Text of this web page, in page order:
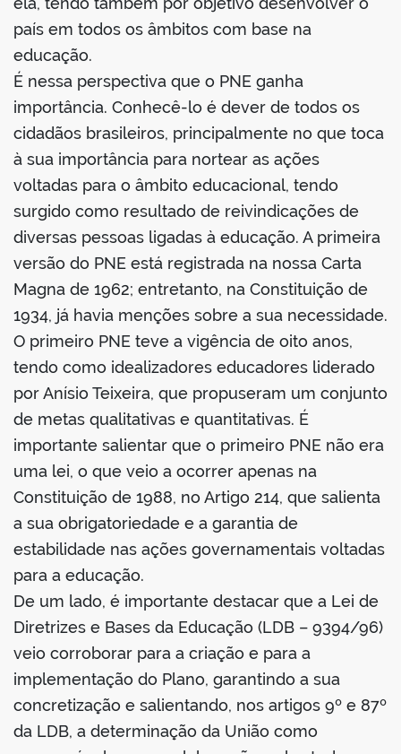
portal
país em todos os âmbitos com base na
educação.
É nessa perspectiva que o PNE ganha
importância. Conhecê-lo é dever de todos os
cidadãos brasileiros, principalmente no que toca
à sua importância para nortear as ações
voltadas para o âmbito educacional, tendo
surgido como resultado de reivindicações de
diversas pessoas ligadas à educação. A primeira
versão do PNE está registrada na nossa Carta
Magna de 1962; entretanto, na Constituição de
1934, já havia menções sobre a sua necessidade.
O primeiro PNE teve a vigência de oito anos,
tendo como idealizadores educadores liderado
por Anísio Teixeira, que propuseram um conjunto
de metas qualitativas e quantitativas. É
importante salientar que o primeiro PNE não era
uma lei, o que veio a ocorrer apenas na
Constituição de 1988, no Artigo 214, que salienta
a sua obrigatoriedade e a garantia de
estabilidade nas ações governamentais voltadas
para a educação.
De um lado, é importante destacar que a Lei de
Diretrizes e Bases da Educação (LDB – 9394/96)
veio corroborar para a criação e para a
implementação do Plano, garantindo a sua
concretização e salientando, nos artigos 9º e 87º
da LDB, a determinação da União como